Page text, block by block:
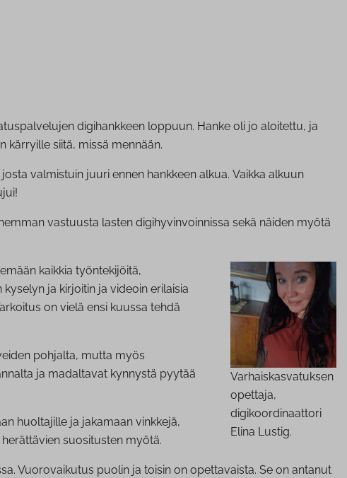
digihankkeen loppuun. Hanke oli jo aloitettu, ja
kärryille siitä, missä mennään.
valmistuin juuri ennen hankkeen alkua. Vaikka alkuun
vastuusta lasten digihyvinvoinnissa sekä näiden myötä
Varhaiskasvatuksen
opettaja,
digikoordinaattori
Elina Lustig.
kaikkia työntekijöitä,
ja kirjoitin ja videoin erilaisia
on vielä ensi kuussa tehdä
pohjalta, mutta myös
ja madaltavat kynnystä pyytää
huoltajille ja jakamaan vinkkejä,
suositusten myötä.
Vuorovaikutus puolin ja toisin on opettavaista. Se on antanut